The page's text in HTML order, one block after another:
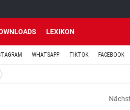
LEXIKON
WHATSAPP TIKTOK FACEBOOK